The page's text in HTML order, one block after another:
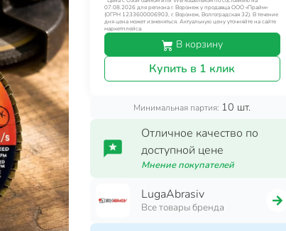
07.08.2026 для региона г. Воронеж у продавца ООО «Прайм»
(ОГРН 1233600006903, г. Воронеж, Волгоградская 32). В течение
дня цена может изменяться. Актуальную цену уточняйте на сайте
маркетплейса.
В корзину
Купить в 1 клик
Минимальная партия: 10 шт.
Отличное качество по
доступной цене
Мнение покупателей
LugaAbrasiv
Все товары бренда